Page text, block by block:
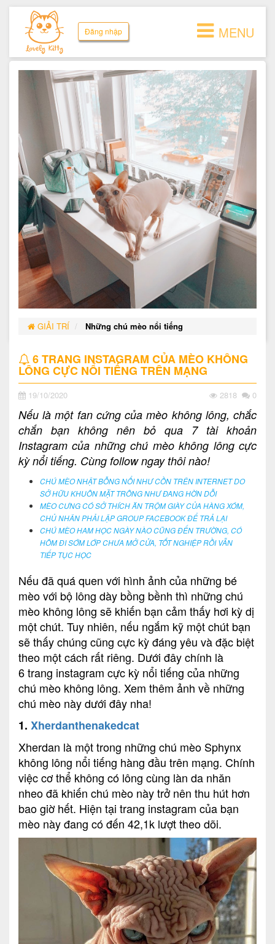
Đăng nhập
GIẢI TRÍ Những chú mèo nổi tiếng
6 TRANG INSTAGRAM CỦA MÈO KHÔNG
LÔNG CỰC NỔI TIẾNG TRÊN MẠNG
19/10/2020 2818 0
Nếu là một fan cứng của mèo không lông, chắc
chắn bạn không nên bỏ qua 7 tài khoản
Instagram của những chú mèo không lông cực
kỳ nổi tiếng. Cùng follow ngay thôi nào!
CHÚ MÈO NHẬT BỖNG NỔI NHƯ CỒN TRÊN INTERNET DO
SỞ HỮU KHUÔN MẶT TRÔNG NHƯ ĐANG HỜN DỖI
MÈO CƯNG CÓ SỞ THÍCH ĂN TRỘM GIÀY CỦA HÀNG XÓM,
CHỦ NHÂN PHẢI LẬP GROUP FACEBOOK ĐỂ TRẢ LẠI
CHÚ MÈO HAM HỌC NGÀY NÀO CŨNG ĐẾN TRƯỜNG, CÓ
HÔM ĐI SỚM LỚP CHƯA MỞ CỬA, TỐT NGHIỆP RỒI VẪN
TIẾP TỤC HỌC
Nếu đã quá quen với hình ảnh của những bé
mèo với bộ lông dày bồng bềnh thì những chú
mèo không lông sẽ khiến bạn cảm thấy hơi kỳ dị
một chút. Tuy nhiên, nếu ngắm kỹ một chút bạn
sẽ thấy chúng cũng cực kỳ đáng yêu và đặc biệt
theo một cách rất riêng. Dưới đây chính là
6 trang instagram cực kỳ nổi tiếng của những
chú mèo không lông. Xem thêm ảnh về những
chú mèo này dưới đây nha!
1. Xherdanthenakedcat
Xherdan là một trong những chú mèo Sphynx
không lông nổi tiếng hàng đầu trên mạng. Chính
việc cơ thể không có lông cùng làn da nhăn
nheo đã khiến chú mèo này trở nên thu hút hơn
bao giờ hết. Hiện tại trang instagram của bạn
mèo này đang có đến 42,1k lượt theo dõi.
MENU